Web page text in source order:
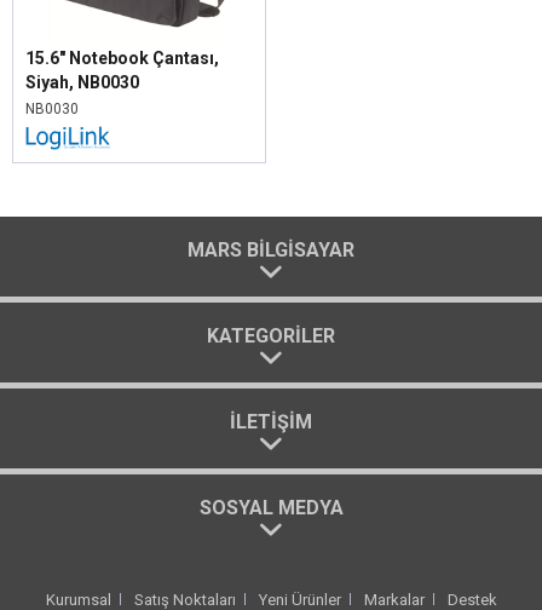
15.6" Notebook Çantası,
Siyah, NB0030
NB0030
MARS BILGISAYAR
KATEGORILER
İLETIŞIM
SOSYAL MEDYA
Kurumsal Satış Noktaları Yeni Ürünler Markalar Destek